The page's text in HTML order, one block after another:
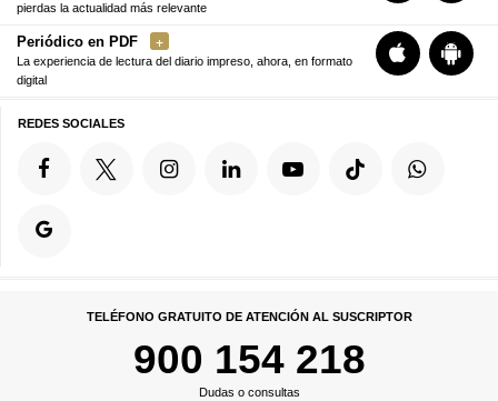
pierdas la actualidad más relevante
Periódico en PDF
La experiencia de lectura del diario impreso, ahora, en formato
digital
REDES SOCIALES
TELÉFONO GRATUITO DE ATENCIÓN AL SUSCRIPTOR
900 154 218
Dudas o consultas